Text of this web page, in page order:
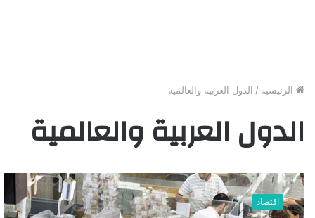
الرئيسية / الدول العربية والعالمية
الدول العربية والعالمية
ا
ل
ط
اقتصاد